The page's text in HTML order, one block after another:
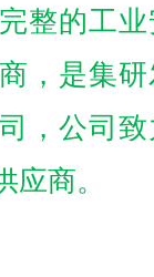
整的工
，是集
，公司
商。